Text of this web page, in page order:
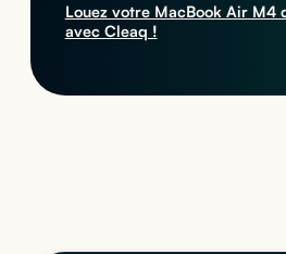
Louez votre MacBook Air M4
avec Cleaq !